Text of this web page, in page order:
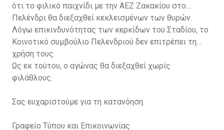
ότι το φιλικό παιχνίδι με την ΑΕΖ Ζακακίου στο
Πελένδρι θα διεξαχθεί κεκλεισμένων των θυρών.
Λόγω επικινδυνότητας των κερκίδων του Σταδίου, το
Κοινοτικό συμβούλιο Πελενδριού δεν επιτρέπει τη
χρήση τους.
Ως εκ τούτου, ο αγώνας θα διεξαχθεί χωρίς
φιλάθλους.
Σας ευχαριστούμε για τη κατανόηση.
Γραφείο Τύπου και Επικοινωνίας